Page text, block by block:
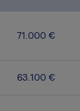
71.000 €
63.100 €